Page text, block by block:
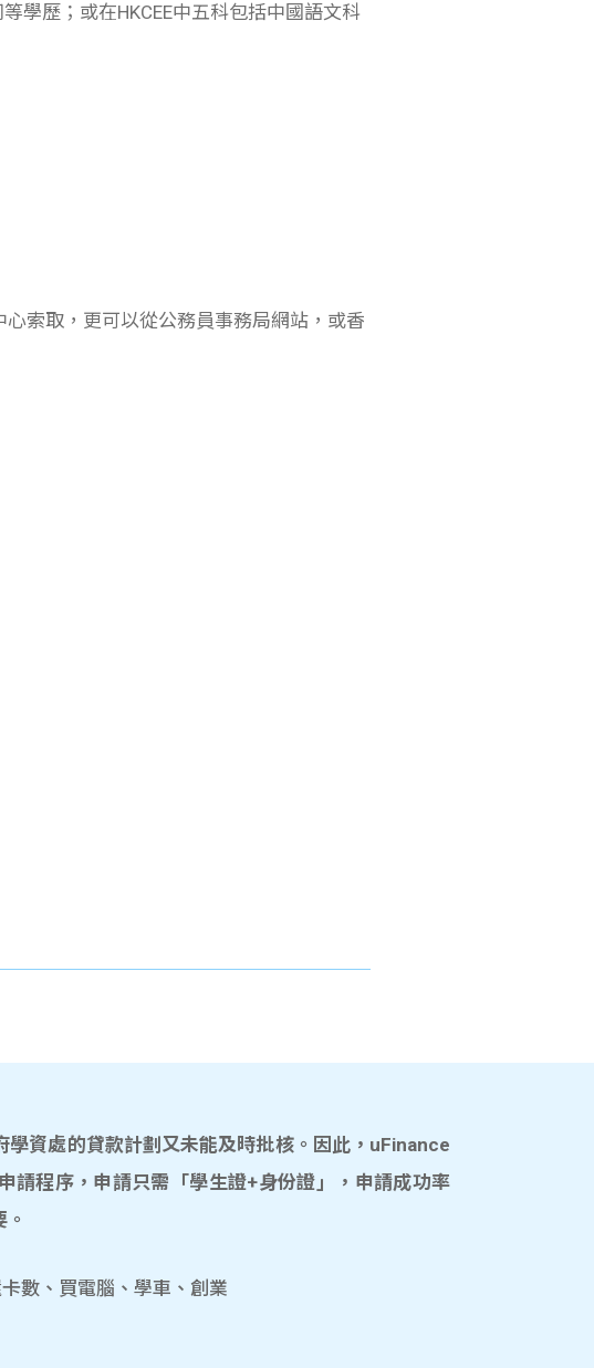
學歷；或在HKCEE中五科包括中國語文科
索取，更可以從公務員事務局網站，或香
資處的貸款計劃又未能及時批核。因此，uFinance
請程序，申請只需「學生證+身份證」，申請成功率
數、買電腦、學車、創業